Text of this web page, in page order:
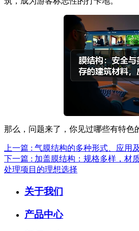
那么，问题来了，你见过哪些有特色
上一篇 : 气膜结构的多种形式、应用
下一篇 : 加盖膜结构：规格多样，材
处理项目的理想选择
关于我们
产品中心